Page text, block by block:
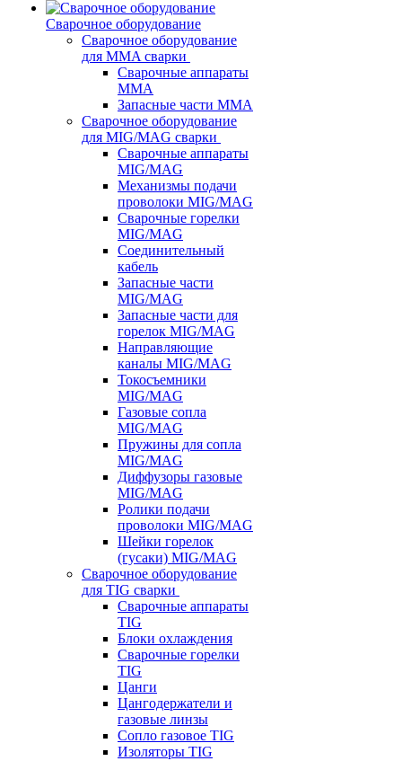
Сварочное оборудование
Сварочное оборудование
для MMA сварки
Сварочные аппараты
MMA
Запасные части MMA
Сварочное оборудование
для MIG/MAG сварки
Сварочные аппараты
MIG/MAG
Механизмы подачи
проволоки MIG/MAG
Сварочные горелки
MIG/MAG
Соединительный
кабель
Запасные части
MIG/MAG
Запасные части для
горелок MIG/MAG
Направляющие
каналы MIG/MAG
Токосъемники
MIG/MAG
Газовые сопла
MIG/MAG
Пружины для сопла
MIG/MAG
Диффузоры газовые
MIG/MAG
Ролики подачи
проволоки MIG/MAG
Шейки горелок
(гусаки) MIG/MAG
Сварочное оборудование
для TIG сварки
Сварочные аппараты
TIG
Блоки охлаждения
Сварочные горелки
TIG
Цанги
Цангодержатели и
газовые линзы
Сопло газовое TIG
Изоляторы TIG